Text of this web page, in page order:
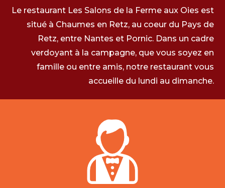
Le restaurant Les Salons de la Ferme aux Oies est
situé à Chaumes en Retz, au coeur du Pays de
Retz, entre Nantes et Pornic. Dans un cadre
verdoyant à la campagne, que vous soyez en
famille ou entre amis, notre restaurant vous
accueille du lundi au dimanche.